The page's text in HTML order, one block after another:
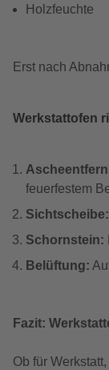
Holzfeuchte
Erst nach
Werkstattofen
feuerfestem
Sichtscheibe:
Schornstein:
Belüftung:
Fazit:
Ob für